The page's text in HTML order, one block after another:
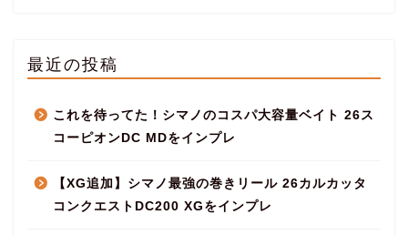
最近の投稿
これを待ってた！シマノのコスパ大容量ベイト 26ス
コーピオンDC MDをインプレ
【XG追加】シマノ最強の巻きリール 26カルカッタ
コンクエストDC200 XGをインプレ